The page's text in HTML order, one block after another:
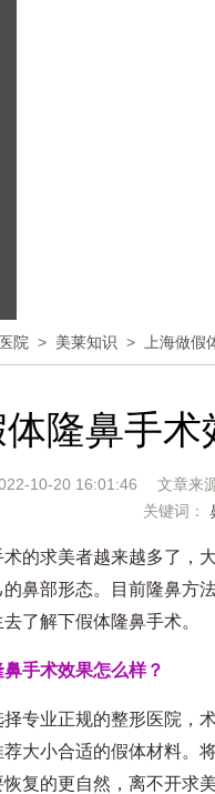
院 > 美莱知识 > 上海做
体隆鼻手
10-20 16:01:46 文章来源
关键词：
求美者越来越多了，大
鼻部形态。目前隆鼻方
去了解下假体隆鼻手术。
手术效果怎么样？
业正规的整形医院，术
大小合适的假体材料。
复的更自然，离不开求